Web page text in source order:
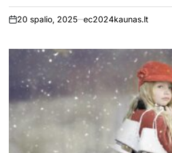
on
20 spalio, 2025 ec2024kaunas.lt